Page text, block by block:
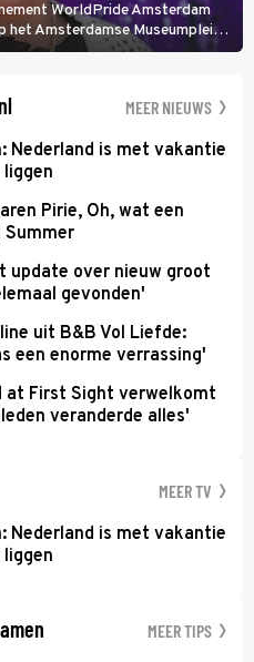
WorldPride Amsterdam
Amsterdamse Museumplein.
artiesten. In de jaren 90
MEER NIEUWS
Nederland is met vakantie
Pirie, Oh, wat een
update over nieuw groot
gevonden'
uit B&B Vol Liefde:
een enorme verrassing'
at First Sight verwelkomt
veranderde alles'
MEER TV
Nederland is met vakantie
MEER TIPS